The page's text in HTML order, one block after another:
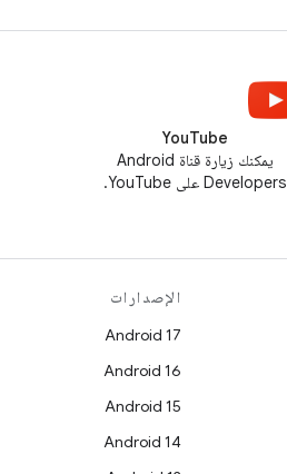
YouTube
يمكنك زيارة قناة Android
Developers على YouTube.
الإصدارات
Android 17
Android 16
Android 15
Android 14